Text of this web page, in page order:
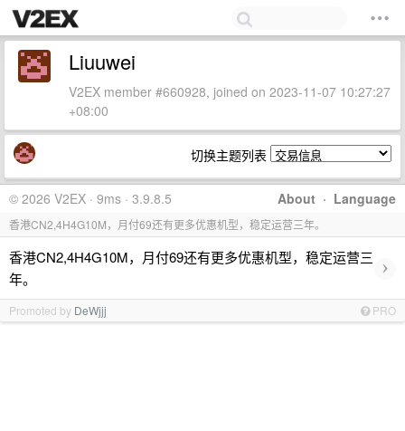
Liuuwei
V2EX member #660928, joined on 2023-11-07 10:27:27
+08:00
切换主题列表
About · Language
© 2026 V2EX · 9ms · 3.9.8.5
香港CN2,4H4G10M，月付69还有更多优惠机型，稳定运营三年。
香港CN2,4H4G10M，月付69还有更多优惠机型，稳定运营三
年。
›
Promoted by DeWjjj PRO